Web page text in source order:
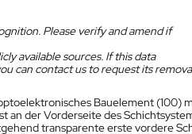
Please verify and amend if
available sources. If this data
can contact us to request its
Bauelement (100)
an der Vorderseite des
transparente erste vordere